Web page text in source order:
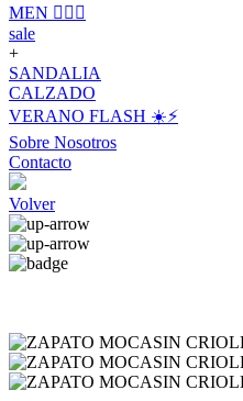
MEN 🙋🏽‍♂️
sale
+
SANDALIA
CALZADO
VERANO FLASH ☀️⚡️
Sobre Nosotros
Contacto
Volver